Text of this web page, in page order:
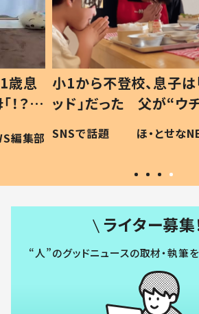
歳息
？」
編集部
小1から不登校、息子は
ッド」だった 父が“ウ
作り続ける理由とは #
#令和の子
SNSで話題 ほ・とせな
ライター募集
“人”のグッドニュースの取材・執筆